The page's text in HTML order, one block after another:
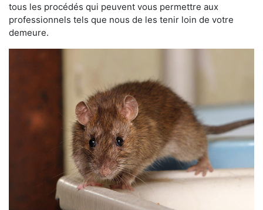
tous les procédés qui peuvent vous permettre aux
professionnels tels que nous de les tenir loin de votre
demeure.